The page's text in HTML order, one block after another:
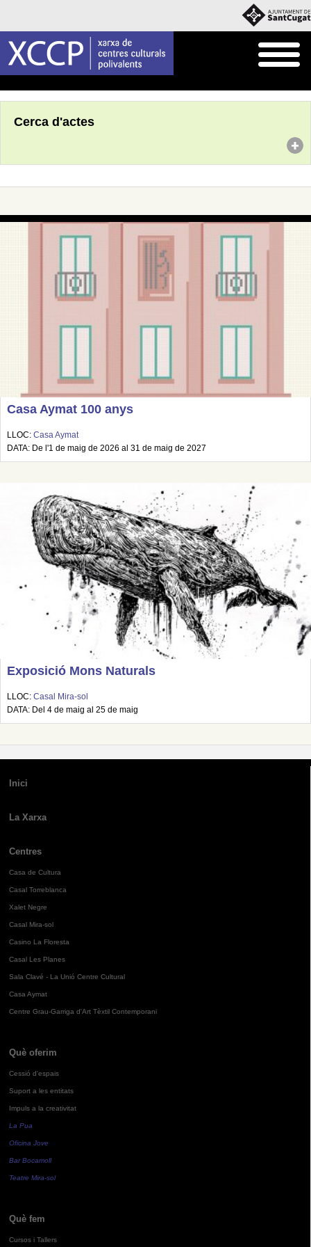
Cerca d'actes
Casa Aymat 100 anys
LLOC: Casa Aymat
DATA: De l'1 de maig de 2026 al 31 de maig de 2027
Exposició Mons Naturals
LLOC: Casal Mira-sol
DATA: Del 4 de maig al 25 de maig
Inici
La Xarxa
Centres
Casa de Cultura
Casal Torreblanca
Xalet Negre
Casal Mira-sol
Casino La Floresta
Casal Les Planes
Sala Clavé - La Unió Centre Cultural
Casa Aymat
Centre Grau-Garriga d'Art Tèxtil Contemporani
Què oferim
Cessió d'espais
Suport a les entitats
Impuls a la creativitat
La Pua
Oficina Jove
Bar Bocamoll
Teatre Mira-sol
Què fem
Cursos i Tallers